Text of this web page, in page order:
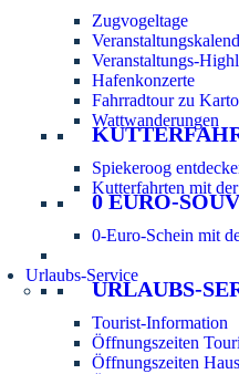
Zugvogeltage
Veranstaltungs-
Hafenkonzerte
Fahrradtour zu
Wattwanderungen
Spiekeroog
Kutterfahrten mit der
0 EURO-
0-Euro-Schein mit
Urlaubs-Service
URLAUBS-
Tourist-Information
Öffnungszeiten
Öffnungszeiten